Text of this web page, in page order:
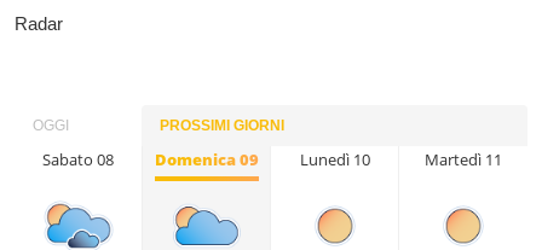
Radar
OGGI PROSSIMI GIORNI
Sabato 08 Domenica 09 Lunedì 10 Martedì 11